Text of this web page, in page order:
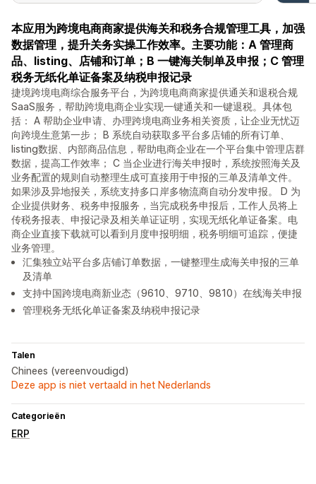
本应用为跨境电商商家提供海关和税务合规管理工具，加强
数据管理，提升关务实操工作效率。主要功能：A 管理商
品、listing、店铺和订单；B 一键海关制单及申报；C 管理
税务无纸化单证备案及纳税申报记录
捷境跨境电商综合服务平台，为跨境电商商家提供通关和退税合规
SaaS服务，帮助跨境电商企业实现一键通关和一键退税。具体包
括： A 帮助企业申请、办理跨境电商业务相关资质，让企业无忧迈
向跨境生意第一步； B 系统自动获取多平台多店铺的所有订单、
listing数据、内部商品信息，帮助电商企业在一个平台集中管理店群
数据，提高工作效率； C 当企业进行海关申报时，系统按照海关及
业务配置的规则自动整理生成可直接用于申报的三单及清单文件。
如果涉及异地报关，系统支持多口岸多物流商自动分发申报。 D 为
企业提供财务、税务申报服务，当完成税务申报后，工作人员将上
传税务报表、申报记录及相关单证证明，实现无纸化单证备案。电
商企业直接下载就可以看到月度申报明细，税务明细可追踪，便捷
业务管理。
汇集独立站平台多店铺订单数据，一键整理生成海关申报的三单
及清单
支持中国跨境电商新业态（9610、9710、9810）在线海关申报
管理税务无纸化单证备案及纳税申报记录
Talen
Chinees (vereenvoudigd)
Deze app is niet vertaald in het Nederlands
Categorieën
ERP